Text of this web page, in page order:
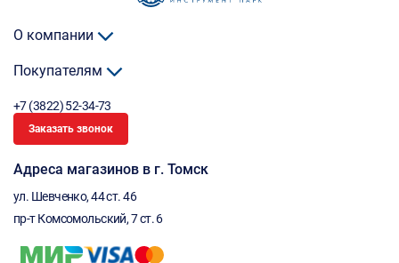
О компании
Покупателям
+7 (3822) 52-34-73
Заказать звонок
Адреса магазинов в г. Томск
ул. Шевченко, 44 ст. 46
пр-т Комсомольский, 7 ст. 6